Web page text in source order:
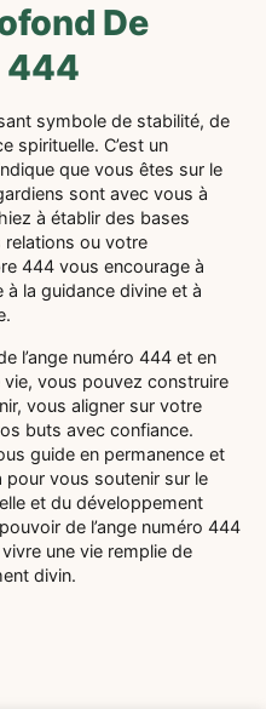
De
444
symbole de stabilité, de
spirituelle. C’est un
que vous êtes sur le
sont avec vous à
à établir des bases
ou votre
444 vous encourage à
la guidance divine et à
l’ange numéro 444 et en
vous pouvez construire
vous aligner sur votre
buts avec confiance.
guide en permanence et
vous soutenir sur le
et du développement
de l’ange numéro 444
une vie remplie de
divin.